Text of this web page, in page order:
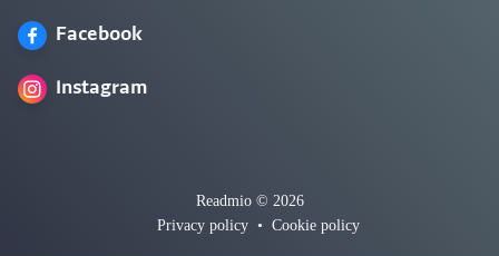
Facebook
Instagram
Readmio © 2026
Privacy policy • Cookie policy